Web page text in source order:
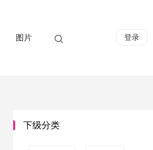
图片 登录
下级分类